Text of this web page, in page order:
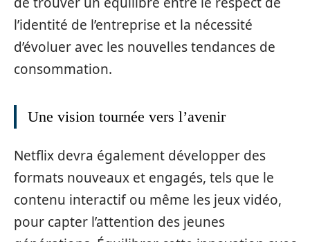
l’identité de l’entreprise et la nécessité
d’évoluer avec les nouvelles tendances de
consommation.
Une vision tournée vers l’avenir
Netflix devra également développer des
formats nouveaux et engagés, tels que le
contenu interactif ou même les jeux vidéo,
pour capter l’attention des jeunes